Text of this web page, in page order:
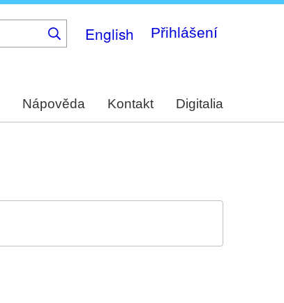
English Přihlášení
Nápověda Kontakt Digitalia